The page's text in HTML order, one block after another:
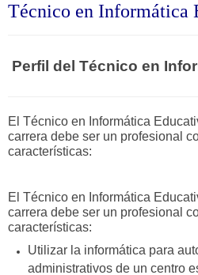
Técnico en Informática
Perfil del Técnico en
El Técnico en Informática
carrera debe ser un profesional
características:
El Técnico en Informática
carrera debe ser un profesional
características:
Utilizar la informática para
administrativos de un centro